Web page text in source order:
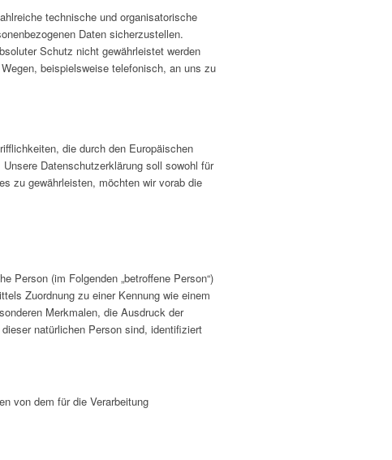
technische und organisatorische
Daten sicherzustellen.
Schutz nicht gewährleistet werden
beispielsweise telefonisch, an uns zu
die durch den Europäischen
Datenschutzerklärung soll sowohl für
zu gewährleisten, möchten wir vorab die
Person (im Folgenden „betroffene Person“)
Zuordnung zu einer Kennung wie einem
Merkmalen, die Ausdruck der
natürlichen Person sind, identifiziert
von dem für die Verarbeitung